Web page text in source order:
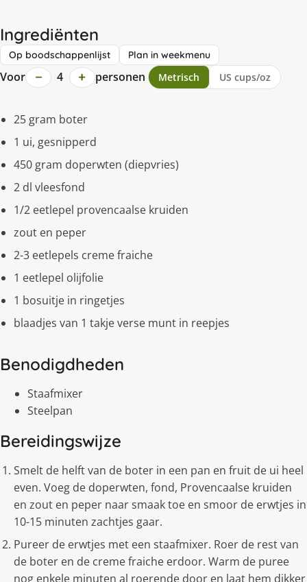
Ingrediënten
Op boodschappenlijst Plan in weekmenu
Voor − 4 + personen Metrisch US cups/oz
25 gram boter
1 ui, gesnipperd
450 gram doperwten (diepvries)
2 dl vleesfond
1/2 eetlepel provencaalse kruiden
zout en peper
2-3 eetlepels creme fraiche
1 eetlepel olijfolie
1 bosuitje in ringetjes
blaadjes van 1 takje verse munt in reepjes
Benodigdheden
Staafmixer
Steelpan
Bereidingswijze
Smelt de helft van de boter in een pan en fruit de ui heel
even. Voeg de doperwten, fond, Provencaalse kruiden
en zout en peper naar smaak toe en smoor de erwtjes in
10-15 minuten zachtjes gaar.
Pureer de erwtjes met een staafmixer. Roer de rest van
de boter en de creme fraiche erdoor. Warm de puree
nog enkele minuten al roerende door en laat hem dikker